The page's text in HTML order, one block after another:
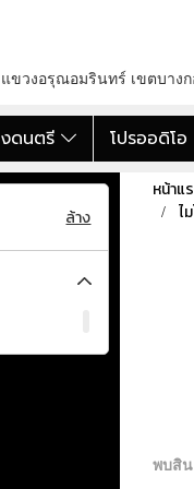
ขวงอรุณอมรินทร์ เขตบางก
งดนตรี โปรออดิโอ
หน้าแ
ไ
พบสิน
ล้าง